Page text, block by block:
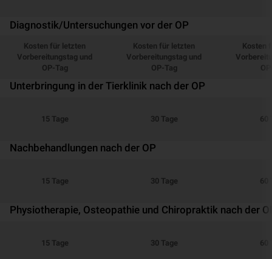
Diagnostik/Untersuchungen vor der OP
Kosten für letzten
Vorbereitungstag und
OP-Tag
Kosten für letzten
Vorbereitungstag und
OP-Tag
Kosten
Unterbringung in der Tierklinik nach der OP
15 Tage 30 Tage 60
Nachbehandlungen nach der OP
15 Tage 30 Tage 60
Physiotherapie, Osteopathie und Chiropraktik nach der
15 Tage 30 Tage 60